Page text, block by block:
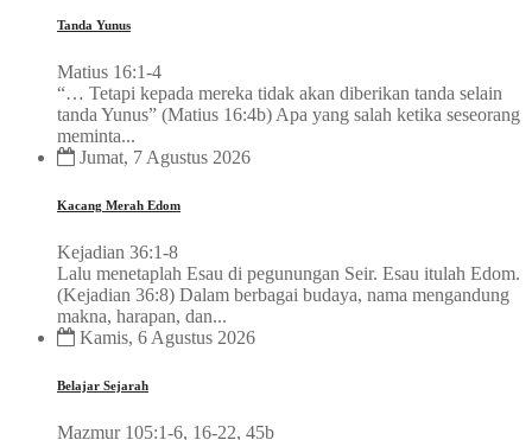
Tanda Yunus
Matius 16:1-4
“… Tetapi kepada mereka tidak akan diberikan tanda selain
tanda Yunus” (Matius 16:4b) Apa yang salah ketika seseorang
meminta...
Jumat, 7 Agustus 2026
Kacang Merah Edom
Kejadian 36:1-8
Lalu menetaplah Esau di pegunungan Seir. Esau itulah Edom.
(Kejadian 36:8) Dalam berbagai budaya, nama mengandung
makna, harapan, dan...
Kamis, 6 Agustus 2026
Belajar Sejarah
Mazmur 105:1-6, 16-22, 45b